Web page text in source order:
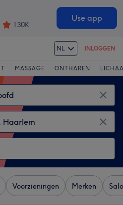
130K
Use app
NL INLOGGEN
MASSAGE ONTHAREN
Voorzieningen Merken